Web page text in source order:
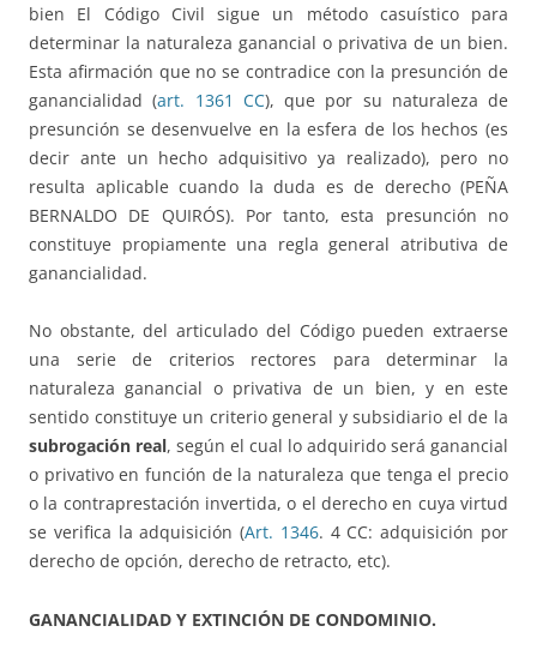
bien El Código Civil sigue un método casuístico para
determinar la naturaleza ganancial o privativa de un bien.
Esta afirmación que no se contradice con la presunción de
ganancialidad (art. 1361 CC), que por su naturaleza de
presunción se desenvuelve en la esfera de los hechos (es
decir ante un hecho adquisitivo ya realizado), pero no
resulta aplicable cuando la duda es de derecho (PEÑA
BERNALDO DE QUIRÓS). Por tanto, esta presunción no
constituye propiamente una regla general atributiva de
ganancialidad.
No obstante, del articulado del Código pueden extraerse
una serie de criterios rectores para determinar la
naturaleza ganancial o privativa de un bien, y en este
sentido constituye un criterio general y subsidiario el de la
subrogación real, según el cual lo adquirido será ganancial
o privativo en función de la naturaleza que tenga el precio
o la contraprestación invertida, o el derecho en cuya virtud
se verifica la adquisición (Art. 1346. 4 CC: adquisición por
derecho de opción, derecho de retracto, etc).
GANANCIALIDAD Y EXTINCIÓN DE CONDOMINIO.